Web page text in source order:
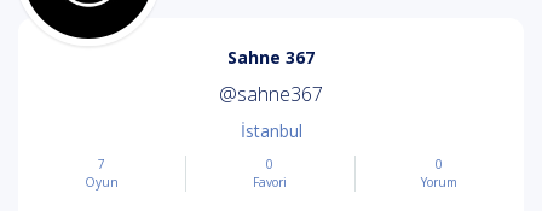
Sahne 367
@sahne367
İstanbul
7
Oyun
0
Favori
0
Yorum